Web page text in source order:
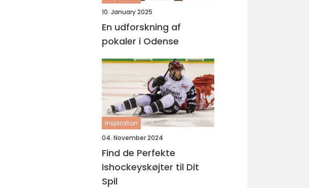
10. January 2025
En udforskning af
pokaler i Odense
inspiration
04. November 2024
Find de Perfekte
Ishockeyskøjter til Dit
Spil